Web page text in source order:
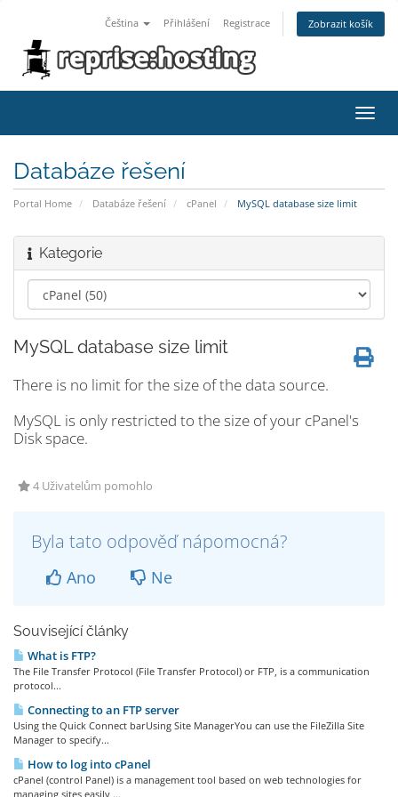
Čeština Přihlášení Registrace Zobrazit košík
Databáze řešení
Portal Home Databáze řešení cPanel MySQL database size limit
Kategorie
MySQL database size limit
There is no limit for the size of the data source.
MySQL is only restricted to the size of your cPanel's
Disk space.
4 Uživatelům pomohlo
Byla tato odpověď nápomocná?
Ano Ne
Související články
What is FTP?
The File Transfer Protocol (File Transfer Protocol) or FTP, is a communication
protocol...
Connecting to an FTP server
Using the Quick Connect barUsing Site ManagerYou can use the FileZilla Site
Manager to specify...
How to log into cPanel
cPanel (control Panel) is a management tool based on web technologies for
managing sites easily,...